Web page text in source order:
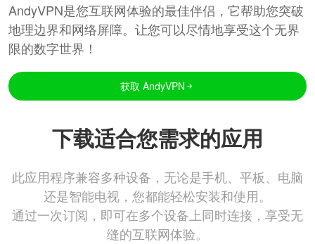
AndyVPN是您互联网体验的最佳伴侣，它帮助您突破
地理边界和网络屏障。让您可以尽情地享受这个无界
限的数字世界！
获取 AndyVPN
下载适合您需求的应用
此应用程序兼容多种设备，无论是手机、平板、电脑
还是智能电视，您都能轻松安装和使用。
通过一次订阅，即可在多个设备上同时连接，享受无
缝的互联网体验。